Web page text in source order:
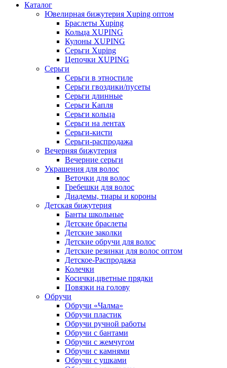
Каталог
Ювелирная бижутерия Xuping оптом
Браслеты Xuping
Кольца XUPING
Кулоны XUPING
Серьги Xuping
Цепочки XUPING
Серьги
Серьги в этностиле
Серьги гвоздики/пусеты
Серьги длинные
Серьги Капля
Серьги кольца
Серьги на лентах
Серьги-кисти
Серьги-распродажа
Вечерняя бижутерия
Вечерние серьги
Украшения для волос
Веточки для волос
Гребешки для волос
Диадемы, тиары и короны
Детская бижутерия
Банты школьные
Детские браслеты
Детские заколки
Детские обручи для волос
Детские резинки для волос оптом
Детское-Распродажа
Колечки
Косички,цветные прядки
Повязки на голову
Обручи
Обручи «Чалма»
Обручи пластик
Обручи ручной работы
Обручи с бантами
Обручи с жемчугом
Обручи с камнями
Обручи с ушками